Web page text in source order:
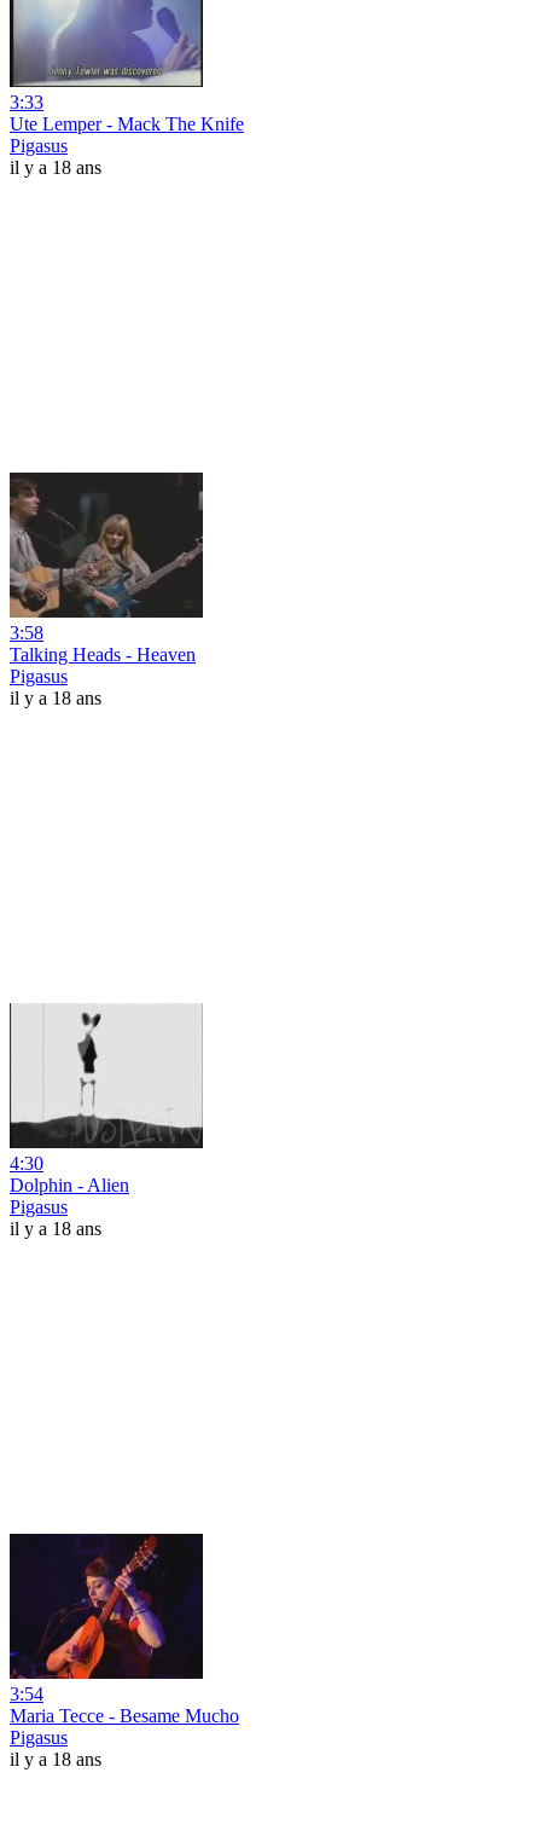
3:33
Ute Lemper - Mack The Knife
Pigasus
il y a 18 ans
3:58
Talking Heads - Heaven
Pigasus
il y a 18 ans
4:30
Dolphin - Alien
Pigasus
il y a 18 ans
3:54
Maria Tecce - Besame Mucho
Pigasus
il y a 18 ans